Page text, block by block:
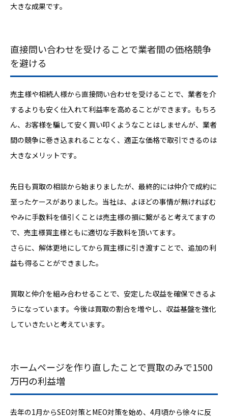
大きな成果です。
直接問い合わせを受けることで業者間の価格競争
を避ける
売主様や相続人様から直接問い合わせを受けることで、業者を介
するよりも安く仕入れて利益率を高めることができます。もちろ
ん、お客様を騙して安く買い叩くようなことはしませんが、業者
間の競争に巻き込まれることなく、適正な価格で取引できるのは
大きなメリットです。
先日も買取の相談から始まりましたが、最終的には仲介で成約に
至ったケースがありました。当社は、よほどの事情が無ければむ
やみに手数料を値引くことは売主様の損に繋がると考えてますの
で、売主様買主様ともに適切な手数料を頂いてます。
さらに、解体更地にしてから買主様に引き渡すことで、追加の利
益も得ることができました。
買取と仲介を組み合わせることで、安定した収益を確保できるよ
うになっています。今後は買取の割合を増やし、収益基盤を強化
していきたいと考えています。
ホームページを作り直したことで買取のみで1500
万円の利益増
去年の1月からSEO対策とMEO対策を始め、4月頃から徐々に反